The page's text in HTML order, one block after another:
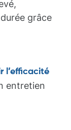
grâce
l’efficacité
entretien